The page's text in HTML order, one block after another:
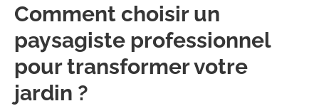
Comment choisir un
paysagiste professionnel
pour transformer votre
jardin ?